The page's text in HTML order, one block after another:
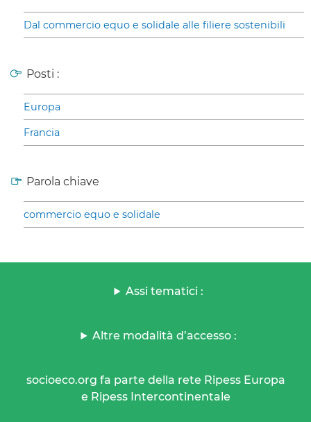
Dal commercio equo e solidale alle filiere sostenibili
Posti :
Europa
Francia
Parola chiave
commercio equo e solidale
Assi tematici :
Altre modalità d’accesso :
socioeco.org fa parte della rete Ripess Europa
e Ripess Intercontinentale